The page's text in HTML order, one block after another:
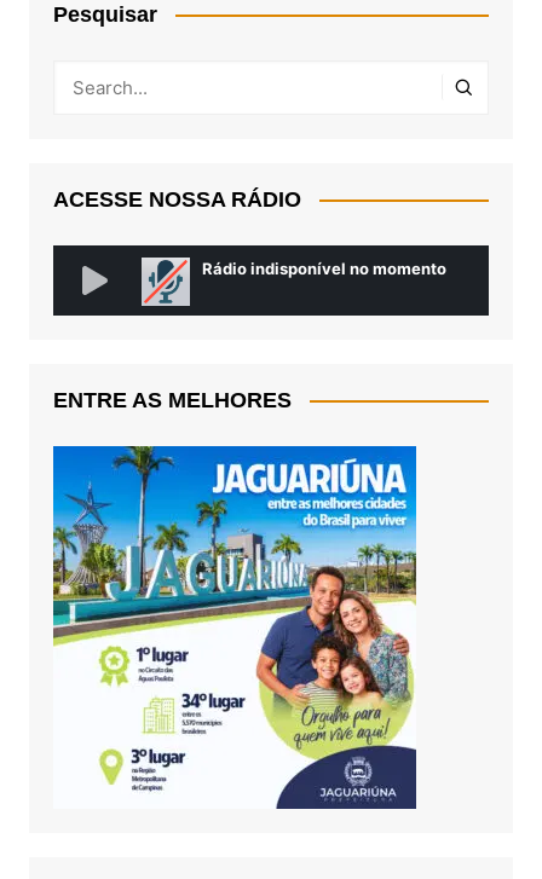
Pesquisar
ACESSE NOSSA RÁDIO
ENTRE AS MELHORES